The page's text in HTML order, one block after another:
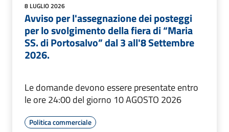
8 LUGLIO 2026
Avviso per l'assegnazione dei posteggi
per lo svolgimento della fiera di “Maria
SS. di Portosalvo” dal 3 all'8 Settembre
2026.
Le domande devono essere presentate entro
le ore 24:00 del giorno 10 AGOSTO 2026
Politica commerciale